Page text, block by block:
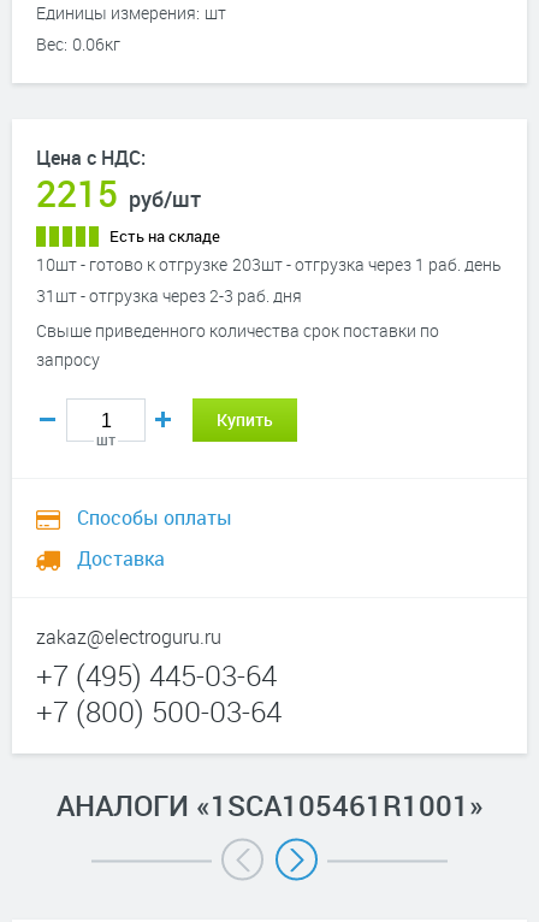
Единицы измерения: шт
Вес: 0.06кг
Цена с НДС:
2215 руб/шт
Есть на складе
10шт - готово к отгрузке 203шт - отгрузка через 1 раб. день
31шт - отгрузка через 2-3 раб. дня
Свыше приведенного количества срок поставки по
запросу
шт
Купить
Способы оплаты
Доставка
zakaz@electroguru.ru
+7 (495) 445-03-64
+7 (800) 500-03-64
АНАЛОГИ «1SCA105461R1001»